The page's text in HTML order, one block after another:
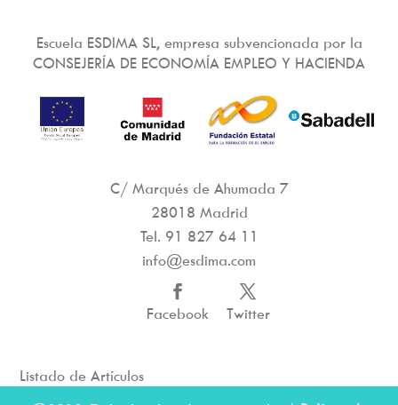
Escuela ESDIMA SL, empresa subvencionada por la
CONSEJERÍA DE ECONOMÍA EMPLEO Y HACIENDA
C/ Marqués de Ahumada 7
28018 Madrid
Tel. 91 827 64 11
info@esdima.com
Facebook Twitter
Listado de Artículos